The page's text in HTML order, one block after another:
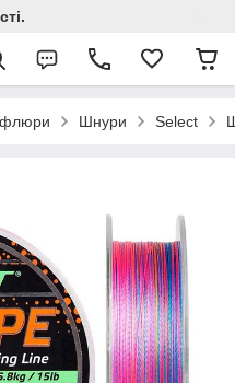
Шнури Select